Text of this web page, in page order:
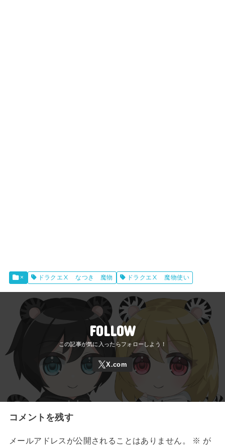
× ドラクエⅩ なつき 魔物 ドラクエⅩ 魔物使い
FOLLOW
コメントを残す
メールアドレスが公開されることはありません。 ※ が